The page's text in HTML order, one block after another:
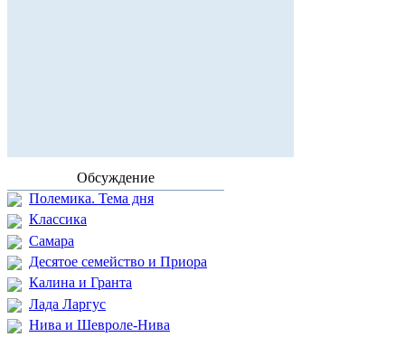
Обсуждение
Полемика. Тема дня
Классика
Самара
Десятое семейство и Приора
Калина и Гранта
Лада Ларгус
Нива и Шевроле-Нива